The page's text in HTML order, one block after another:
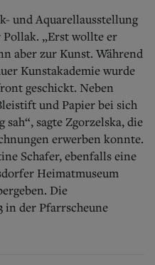
und Aquarellausstellung
Pollak. „Erst wollte er
aber zur Kunst. Während
Kunstakademie wurde
geschickt. Neben
und Papier bei sich
sagte Zgorzelska, die
erwerben konnte.
Schafer, ebenfalls eine
Heimatmuseum
Die
in der Pfarrscheune